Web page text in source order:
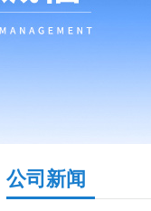
公司新闻